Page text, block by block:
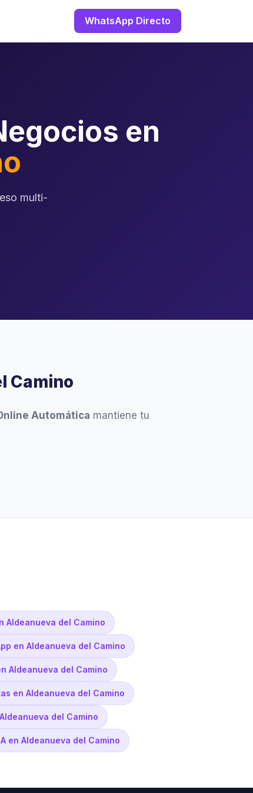
WhatsApp Directo
en
multi-
Camino
Automática mantiene tu
Aldeanueva del Camino
en Aldeanueva del Camino
Aldeanueva del Camino
en Aldeanueva del Camino
del Camino
en Aldeanueva del Camino